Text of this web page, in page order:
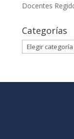
Docentes
Categorías
Categorías